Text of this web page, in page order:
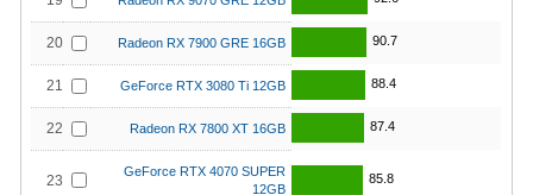
20 Radeon RX 7900 GRE 16GB 90.7
21 GeForce RTX 3080 Ti 12GB 88.4
22 Radeon RX 7800 XT 16GB 87.4
23
GeForce RTX 4070 SUPER
12GB
85.8